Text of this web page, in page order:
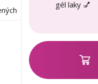
gél laky 💅